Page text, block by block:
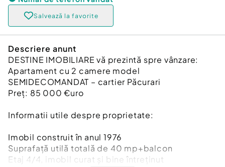
Salvează la favorite
Descriere anunt
DESTINE IMOBILIARE vă prezintă spre vânzare:
Apartament cu 2 camere model
SEMIDECOMANDAT – cartier Păcurari
Preț: 85 000 €uro
Informatii utile despre proprietate:
Imobil construit în anul 1976
Suprafață utilă totală de 40 mp+balcon
Etaj 4/4, imobil curat și bine întreținut